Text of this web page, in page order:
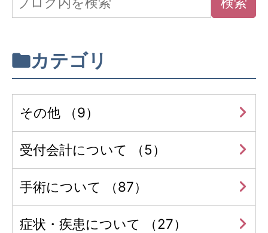
カテゴリ
その他 （9）
受付会計について （5）
手術について （87）
症状・疾患について （27）